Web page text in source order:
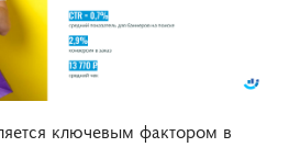
ключевым фактором в